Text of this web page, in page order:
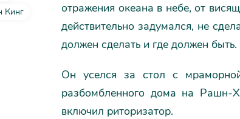
Кинг
отражения океана в небе, от
действительно задумался, не
должен сделать и где должен быть.
Он уселся за стол с
разбомбленного дома на
включил риторизатор.